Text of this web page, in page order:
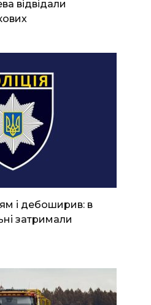
відвідали
і дебоширив: в
затримали